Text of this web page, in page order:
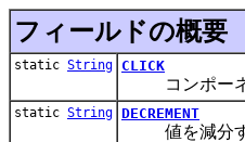
フィールドの概要
static String CLICK
コンポーネ
static String DECREMENT
値を減分す